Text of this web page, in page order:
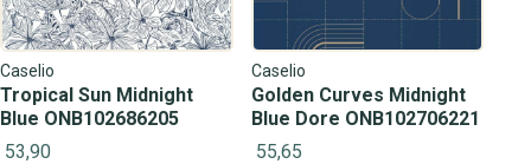
Caselio
Tropical Sun Midnight
Blue ONB102686205
53,90
Caselio
Golden Curves Midnight
Blue Dore ONB102706221
55,65